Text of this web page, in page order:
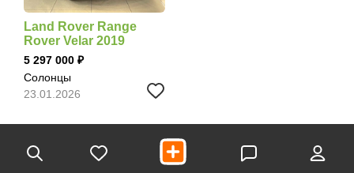
Land Rover Range
Rover Velar 2019
5 297 000
Солонцы
23.01.2026